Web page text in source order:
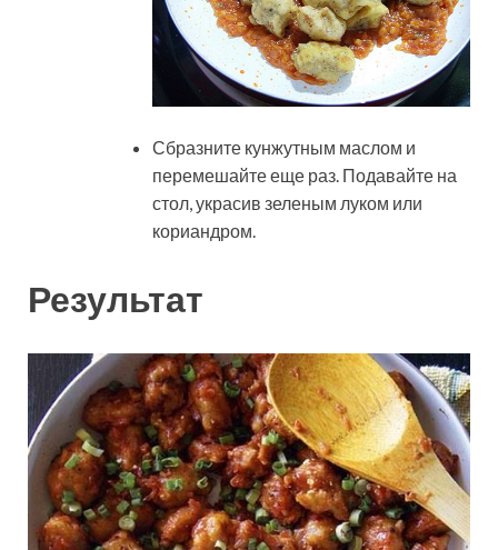
Сбразните кунжутным маслом и
перемешайте еще раз. Подавайте на
стол, украсив зеленым луком или
кориандром.
Результат